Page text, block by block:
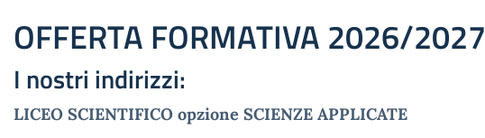
OFFERTA FORMATIVA 2026/2027
I nostri indirizzi:
LICEO SCIENTIFICO opzione SCIENZE APPLICATE